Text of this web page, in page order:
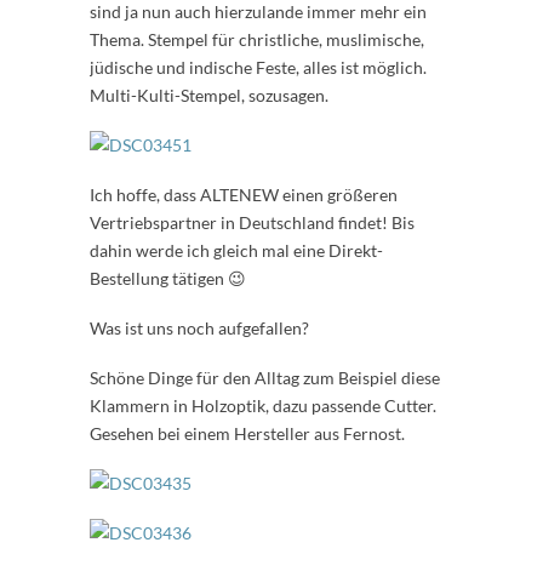
sind ja nun auch hierzulande immer mehr ein
Thema. Stempel für christliche, muslimische,
jüdische und indische Feste, alles ist möglich.
Multi-Kulti-Stempel, sozusagen.
Ich hoffe, dass ALTENEW einen größeren
Vertriebspartner in Deutschland findet! Bis
dahin werde ich gleich mal eine Direkt-
Bestellung tätigen 😉
Was ist uns noch aufgefallen?
Schöne Dinge für den Alltag zum Beispiel diese
Klammern in Holzoptik, dazu passende Cutter.
Gesehen bei einem Hersteller aus Fernost.